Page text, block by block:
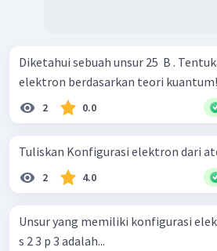
Diketahui sebuah unsur 25 ​ B .
elektron berdasarkan teori kuantum!
2 0.0
2 4.0
Unsur yang memiliki konfigurasi
s 2 3 p 3 adalah...